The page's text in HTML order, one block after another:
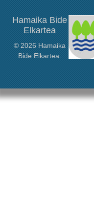
Hamaika Bide
Elkartea
© 2026 Hamaika
Bide Elkartea.